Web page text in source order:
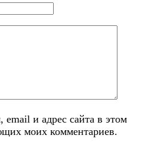
и адрес сайта в этом
моих комментариев.